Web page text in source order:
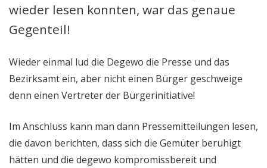
wieder lesen konnten, war das genaue
Gegenteil!
Wieder einmal lud die Degewo die Presse und das
Bezirksamt ein, aber nicht einen Bürger geschweige
denn einen Vertreter der Bürgerinitiative!
Im Anschluss kann man dann Pressemitteilungen lesen,
die davon berichten, dass sich die Gemüter beruhigt
hätten und die degewo kompromissbereit und